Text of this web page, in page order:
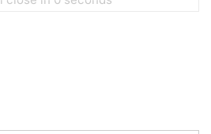
zł. 5,99 zł.